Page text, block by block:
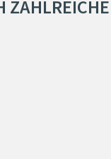
ZAHLREICHE